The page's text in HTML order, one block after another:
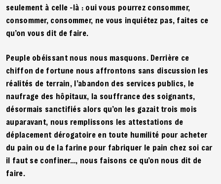
seulement à celle -là : oui vous pourrez consommer,
consommer, consommer, ne vous inquiétez pas, faites ce
qu’on vous dit de faire.
Peuple obéissant nous nous masquons. Derrière ce
chiffon de fortune nous affrontons sans discussion les
réalités de terrain, l’abandon des services publics, le
naufrage des hôpitaux, la souffrance des soignants,
désormais sanctifiés alors qu’on les gazait trois mois
auparavant, nous remplissons les attestations de
déplacement dérogatoire en toute humilité pour acheter
du pain ou de la farine pour fabriquer le pain chez soi car
il faut se confiner…, nous faisons ce qu’on nous dit de
faire.